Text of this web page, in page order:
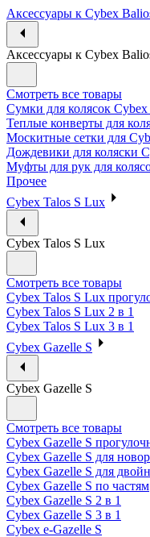
Аксессуары к Cybex
Аксессуары к Cybex
Смотреть все товары
Сумки для колясок Cybex
Теплые конверты для
Москитные сетки для
Дождевики для коляски
Муфты для рук для
Прочее
Cybex Talos S Lux
Cybex Talos S Lux
Смотреть все товары
Cybex Talos S Lux
Cybex Talos S Lux 2 в 1
Cybex Talos S Lux 3 в 1
Cybex Gazelle S
Cybex Gazelle S
Смотреть все товары
Cybex Gazelle S
Cybex Gazelle S для
Cybex Gazelle S для
Cybex Gazelle S по частям
Cybex Gazelle S 2 в 1
Cybex Gazelle S 3 в 1
Cybex e-Gazelle S